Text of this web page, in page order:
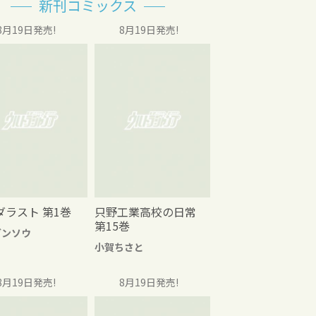
新刊コミックス
19日発売!
ラスト 第1巻
ソウ
8月19日発売!
只野工業高校の日常
第15巻
小賀ちさと
19日発売! 8月19日発売!